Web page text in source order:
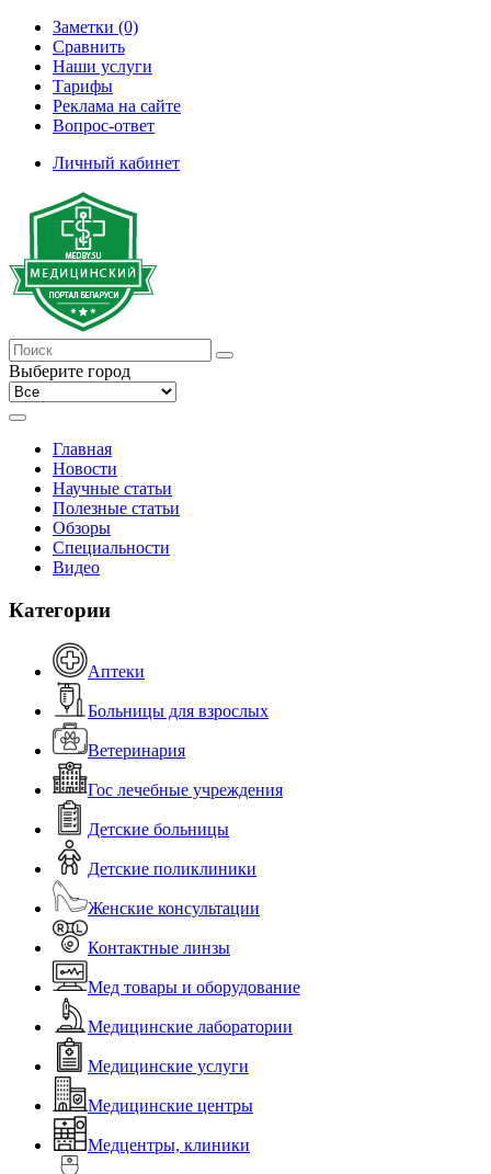
Заметки (0)
Сравнить
Наши услуги
Тарифы
Реклама на сайте
Вопрос-ответ
Личный кабинет
Выберите город
Главная
Новости
Научные статьи
Полезные статьи
Обзоры
Специальности
Видео
Категории
Аптеки
Больницы для взрослых
Ветеринария
Гос лечебные учреждения
Детские больницы
Детские поликлиники
Женские консультации
Контактные линзы
Мед товары и оборудование
Медицинские лаборатории
Медицинские услуги
Медицинские центры
Медцентры, клиники